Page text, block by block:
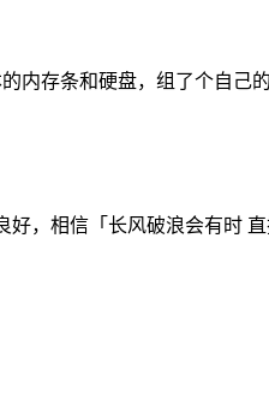
内存条和硬盘，组了个自己的
，相信「长风破浪会有时 直